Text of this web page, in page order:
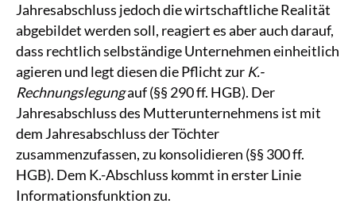
Jahresabschluss jedoch die wirtschaftliche Realität
abgebildet werden soll, reagiert es aber auch darauf,
dass rechtlich selbständige Unternehmen einheitlich
agieren und legt diesen die Pflicht zurK.-
Rechnungslegungauf (§§ 290 ff. HGB). Der
Jahresabschluss des Mutterunternehmens ist mit
dem Jahresabschluss der Töchter
zusammenzufassen, zu konsolidieren (§§ 300 ff.
HGB). Dem K.-Abschluss kommt in erster Linie
Informationsfunktion zu.